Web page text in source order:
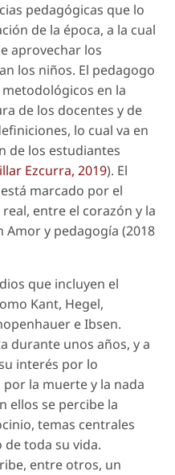
pedagógicas que lo
de la época, a la cual
aprovechar los
los niños. El pedagogo
en la
de los docentes y de
lo cual va en
de los estudiantes
Ezcurra, 2019). El
marcado por el
entre el corazón y la
Amor y pedagogía (2018
que incluyen el
Kant, Hegel,
e Ibsen.
durante unos años, y a
interés por lo
la muerte y la nada
ellos se percibe la
temas centrales
toda su vida.
entre otros, un